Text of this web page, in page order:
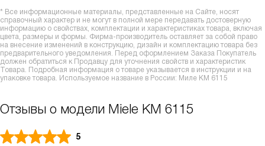
* Все информационные материалы, представленные на Сайте, носят
справочный характер и не могут в полной мере передавать достоверную
информацию о свойствах, комплектации и характеристиках товара, включая
цвета, размеры и формы. Фирма-производитель оставляет за собой право
на внесение изменений в конструкцию, дизайн и комплектацию товара без
предварительного уведомления. Перед оформлением Заказа Покупатель
должен обратиться к Продавцу для уточнения свойств и характеристик
Товара. Подробная информация о товаре указывается в инструкции и на
упаковке товара. Используемое название в России: Миле KM 6115
Отзывы о модели Miele KM 6115
5